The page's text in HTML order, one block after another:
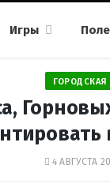
Игры
ГОРОДСКАЯ
4 АВГУСТА